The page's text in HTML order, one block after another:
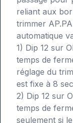
reliant aux
trimmer
automatique
1) Dip 12 sur
temps de
réglage du
est fixe à 8
2) Dip 12 sur
temps de
seulement si